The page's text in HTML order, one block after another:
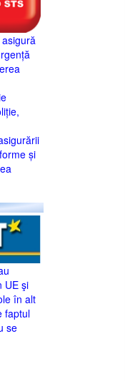
și
UE şi
în alt
faptul
se